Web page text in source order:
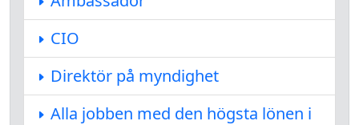
CIO
Direktör på myndighet
Alla jobben med den högsta lönen i